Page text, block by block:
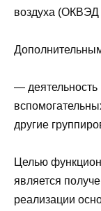
воздуха (ОКВЭД
—
другие
Целью
является
реализации